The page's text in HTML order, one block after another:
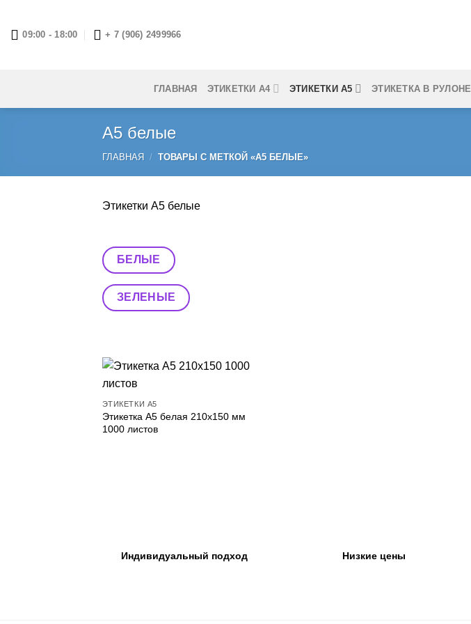
content
09:00 - 18:00 + 7 (906) 2499966
ГЛАВНАЯ ЭТИКЕТКИ А4 ЭТИКЕТКИ А5 ЭТИКЕТКА В РУЛОНЕ
А5 белые
ГЛАВНАЯ / ТОВАРЫ С МЕТКОЙ «А5 БЕЛЫЕ»
Этикетки А5 белые
БЕЛЫЕ
ЗЕЛЕНЫЕ
ЭТИКЕТКИ А5
Этикетка А5 белая 210х150 мм
1000 листов
Индивидуальный подход Низкие цены